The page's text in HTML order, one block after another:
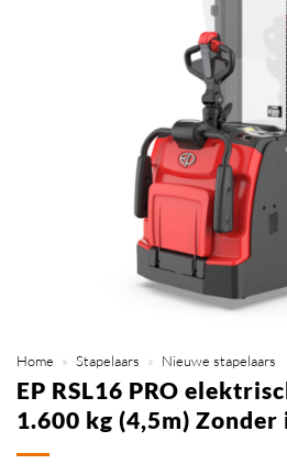
Home » Stapelaars » Nieuwe stapelaars
EP RSL16 PRO
1.600 kg (4,5m)